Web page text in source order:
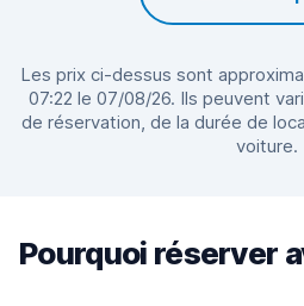
Les prix ci-dessus sont
07:22 le 07/08/26. Ils peuvent
de réservation, de la durée de
voiture.
Pourquoi réserver